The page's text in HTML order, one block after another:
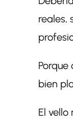
reales,
bien
El vello